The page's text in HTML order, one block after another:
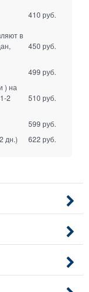
410 руб.
в
450 руб.
499 руб.
) на
2
510 руб.
599 руб.
дн.) 622 руб.